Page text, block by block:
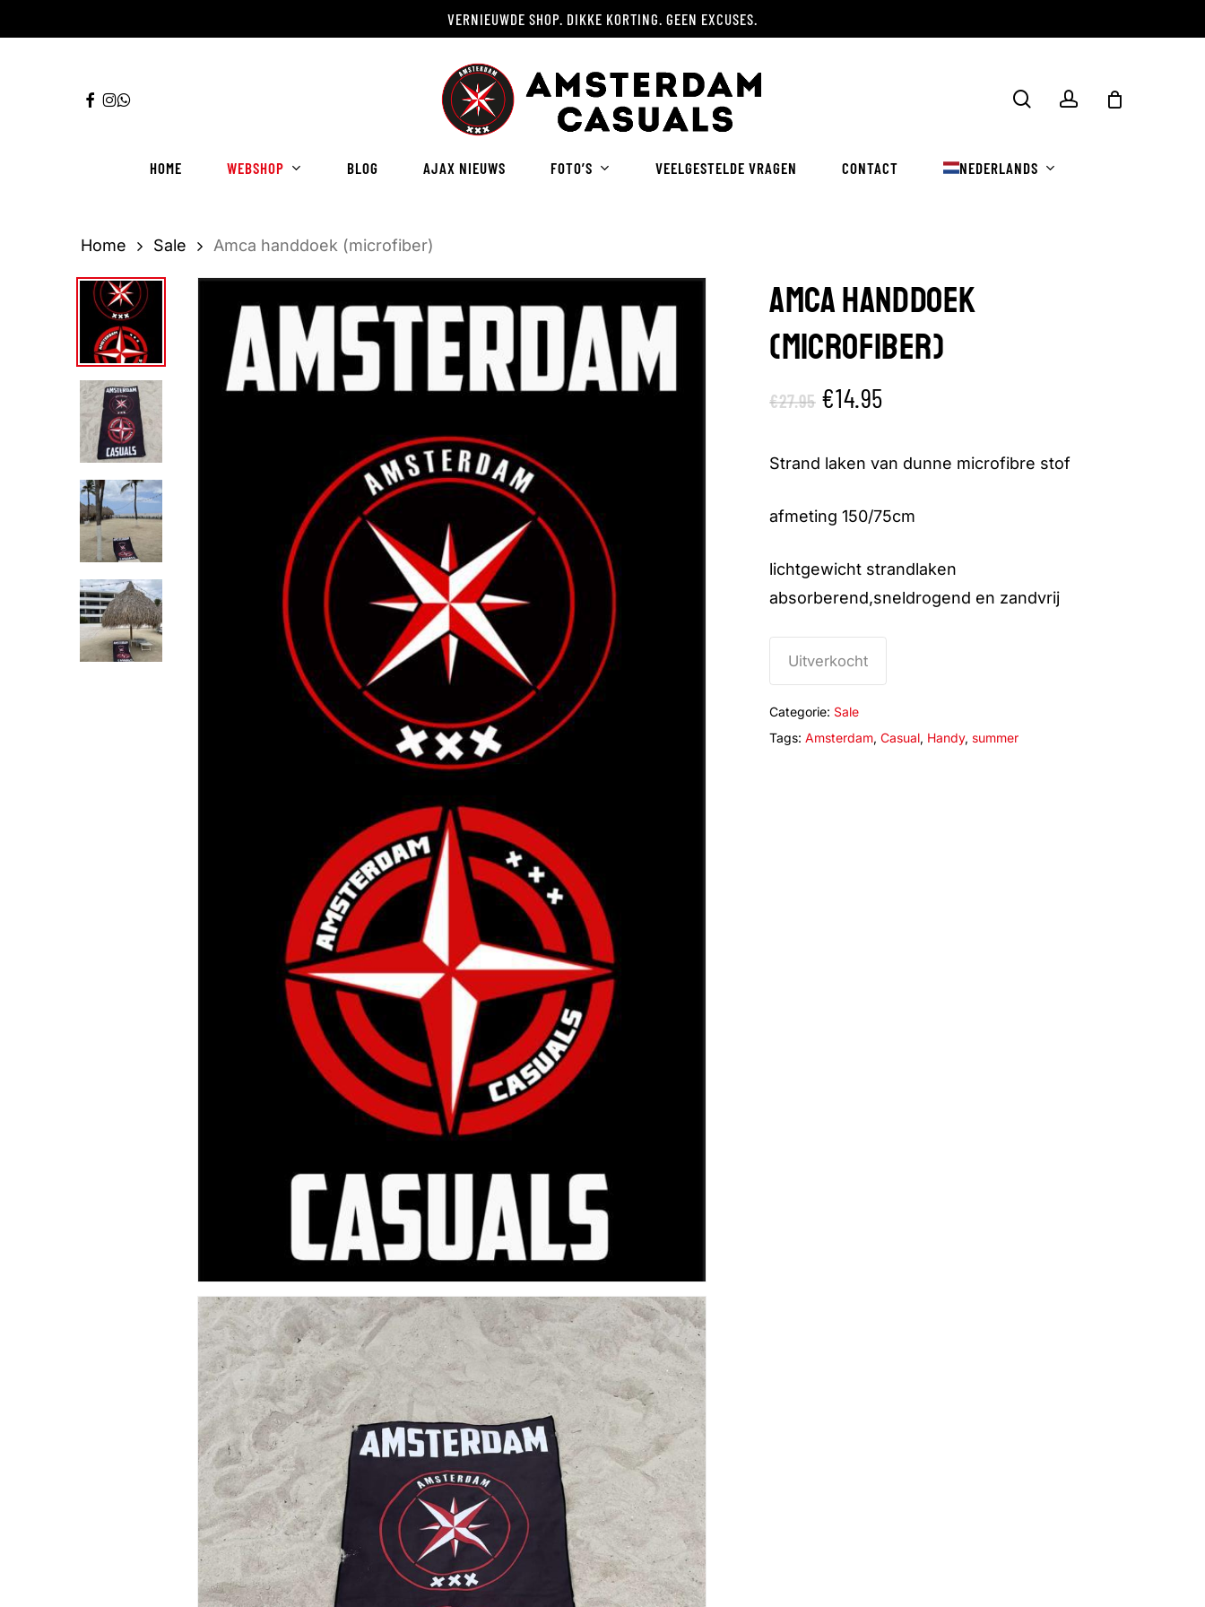
direct
VERNIEUWDE SHOP. DIKKE KORTING. GEEN EXCUSES.
FACEBOOK
INSTAGRAM
WHATSAPP
HOME WEBSHOP BLOG AJAX NIEUWS FOTO’S VEELGESTELDE VRAGEN CONTACT NEDERLANDS
Winkelwagen
Home Sale Amca handdoek (microfiber)
AMCA HANDDOEK
(MICROFIBER)
€27.95 Oorspronkelijke
was:
€27.95.
€14.95
€14.95.
Strand laken van dunne microfibre stof
afmeting 150/75cm
lichtgewicht strandlaken
absorberend,sneldrogend en zandvrij
Uitverkocht
Categorie: Sale
Tags:Amsterdam,Casual, Handy, summer